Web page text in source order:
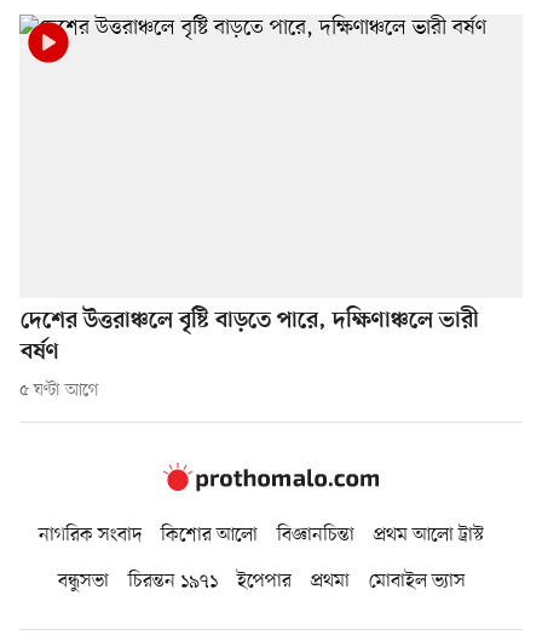
দেশের উত্তরাঞ্চলে বৃষ্টি বাড়তে পারে, দক্ষিণাঞ্চলে ভারী
বর্ষণ
৫ ঘণ্টা আগে
নাগরিক সংবাদ কিশোর আলো বিজ্ঞানচিন্তা
প্রথম আলো ট্রাস্ট
বন্ধুসভা
চিরন্তন ১৯৭১ ইপেপার প্রথমা মোবাইল ভ্যাস